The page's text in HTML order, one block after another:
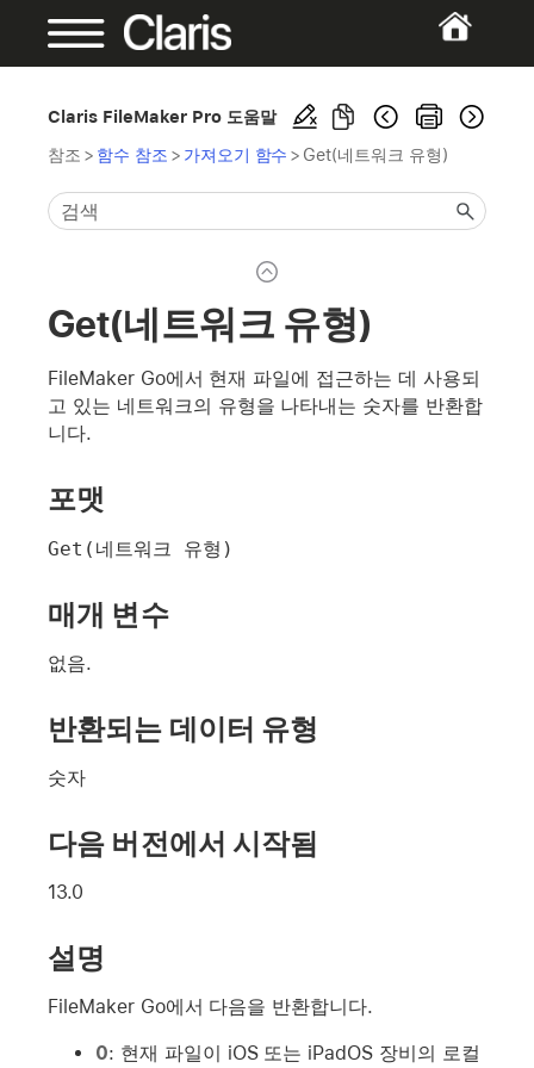
Claris FileMaker Pro 도움말
참조 > 함수 참조 > 가져오기 함수 > Get(네트워크 유형)
Get(네트워크 유형)
FileMaker Go에서 현재 파일에 접근하는 데 사용되
고 있는 네트워크의 유형을 나타내는 숫자를 반환합
니다.
포맷
Get(네트워크 유형)
매개 변수
없음.
반환되는 데이터 유형
숫자
다음 버전에서 시작됨
13.0
설명
FileMaker Go에서 다음을 반환합니다.
0: 현재 파일이 iOS 또는 iPadOS 장비의 로컬